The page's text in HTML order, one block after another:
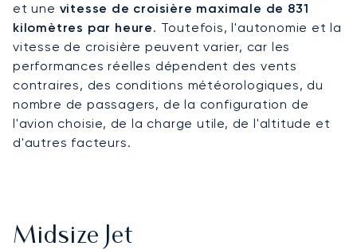
et une vitesse de croisière maximale de 831
kilomètres par heure. Toutefois, l'autonomie et la
vitesse de croisière peuvent varier, car les
performances réelles dépendent des vents
contraires, des conditions météorologiques, du
nombre de passagers, de la configuration de
l'avion choisie, de la charge utile, de l'altitude et
d'autres facteurs.
Midsize Jet